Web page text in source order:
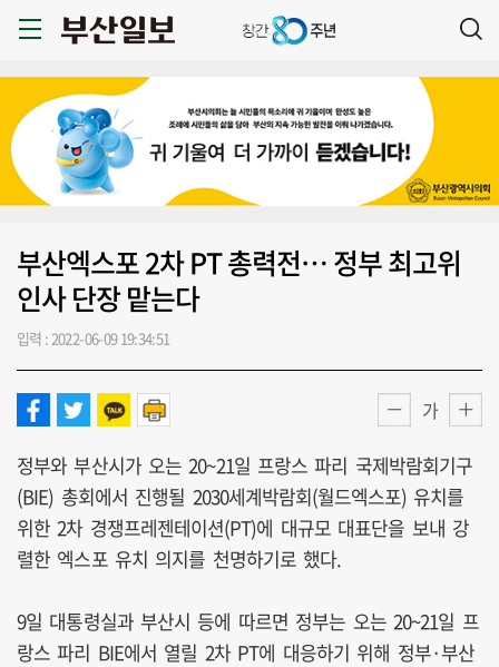
부산엑스포 2차 PT 총력전… 정부 최고위
인사 단장 맡는다
입력 : 2022-06-09 19:34:51
가
정부와 부산시가 오는 20~21일 프랑스 파리 국제박람회기구
(BIE) 총회에서 진행될 2030세계박람회(월드엑스포) 유치를
위한 2차 경쟁프레젠테이션(PT)에 대규모 대표단을 보내 강
렬한 엑스포 유치 의지를 천명하기로 했다.
9일 대통령실과 부산시 등에 따르면 정부는 오는 20~21일 프
랑스 파리 BIE에서 열릴 2차 PT에 대응하기 위해 정부·부산